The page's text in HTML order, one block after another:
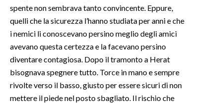
EVENTI
INSULARITÀ
spente non sembrava tanto convincente. Eppure,
quelli che la sicurezza l’hanno studiata per anni e che
i nemici li conoscevano persino meglio degli amici
avevano questa certezza e la facevano persino
diventare contagiosa. Dopo il tramonto a Herat
bisognava spegnere tutto. Torce in mano e sempre
rivolte verso il basso, giusto per essere sicuri di non
mettere il piede nel posto sbagliato. Il rischio che